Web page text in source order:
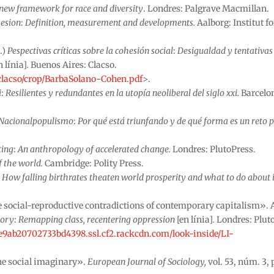
framework for race and diversity. Londres: Palgrave Macmillan.
: Definition, measurement and developments.Aalborg: Institut
Pespectivas críticas sobre la cohesión social: Desigualdad y tentativas
línia].Buenos Aires: Clacso.
crop/BarbaSolano-Cohen.pdf>.
: Resilientes y redundantes en la utopía neoliberal del siglo xxi.
: Por qué está triunfando y de qué forma es un reto
:An anthropology of accelerated change.Londres: PlutoPress.
the world.Cambridge: Polity Press.
How falling birthrates theaten world prosperity and what to do about
social-reproductive contradictions of contemporary capitalism».
: Remapping class, recentering oppression [en línia].Londres:
look-inside/LI-
social imaginary».European Journal of Sociology,vol. 53, núm. 3,